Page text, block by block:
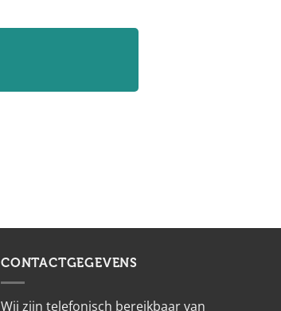
CONTACTGEGEVENS
Wij zijn telefonisch bereikbaar van